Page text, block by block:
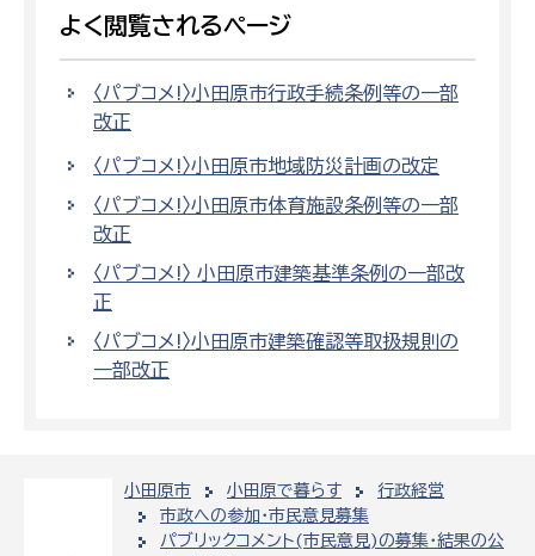
小田原市 小田原で暮らす
行政経営
市政への参加・市民意見募集
パブリックコメント(市民意見)の募集・結果の公
よく閲覧されるページ
〈パブコメ!〉小田原市行政手続条例等の一部
改正
〈パブコメ!〉小田原市地域防災計画の改定
〈パブコメ!〉小田原市体育施設条例等の一部
改正
〈パブコメ!〉 小田原市建築基準条例の一部改
正
〈パブコメ!〉小田原市建築確認等取扱規則の
一部改正